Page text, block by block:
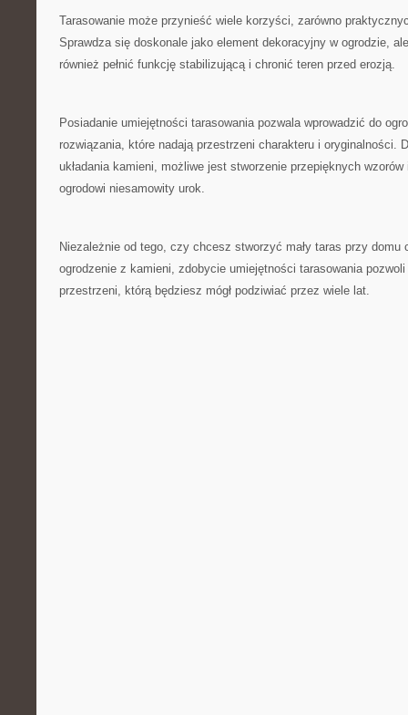
Tarasowanie może przynieść wiele korzyści,‌ zarówno
⁣Sprawdza się doskonale jako element​ dekoracyjny w ogrodzie,
również​ pełnić funkcję stabilizującą i chronić teren przed erozją.
Posiadanie umiejętności tarasowania pozwala wprowadzić do
rozwiązania, które nadają‌ przestrzeni charakteru i oryginalności.
układania kamieni, możliwe jest stworzenie ​przepięknych ⁤wzorów
ogrodowi niesamowity urok.
Niezależnie od tego,⁣ czy chcesz stworzyć mały taras ​przy domu
ogrodzenie z kamieni, zdobycie ​umiejętności tarasowania
przestrzeni, którą będziesz mógł podziwiać przez wiele lat.